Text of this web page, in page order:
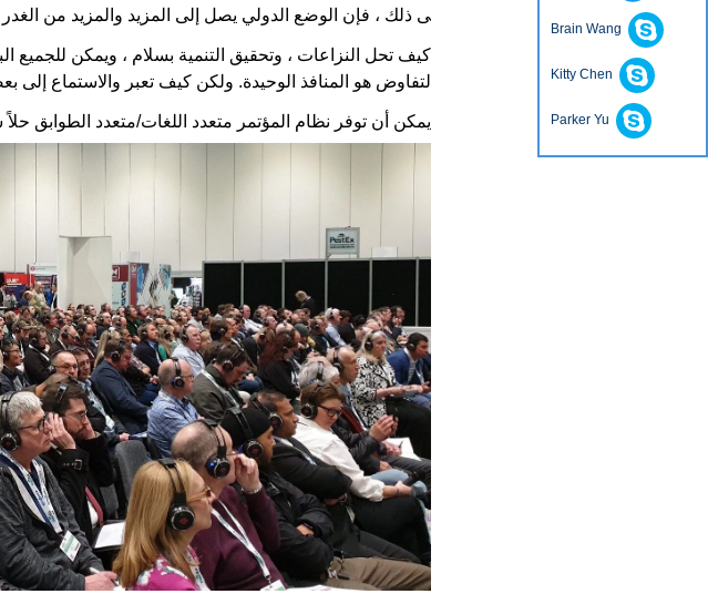
ى ذلك ، فإن الوضع الدولي يصل إلى المزيد والمزيد من
كيف تحل النزاعات ، وتحقيق التنمية بسلام ، ويمكن للجميع
لتفاوض هو المنافذ الوحيدة. ولكن كيف تعبر والاستماع
يمكن أن توفر نظام المؤتمر متعدد اللغات/متعدد الطوابق حلاً